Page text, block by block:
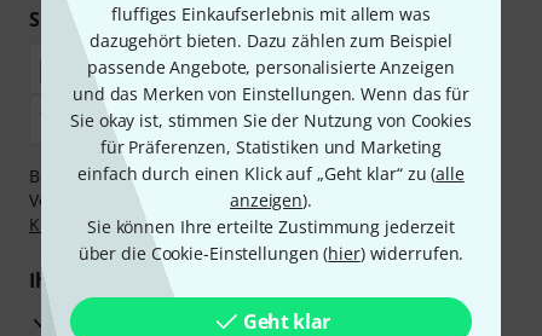
fluffiges Einkaufserlebnis mit allem was
dazugehört bieten. Dazu zählen zum Beispiel
passende Angebote, personalisierte Anzeigen
und das Merken von Einstellungen. Wenn das für
Sie okay ist, stimmen Sie der Nutzung von Cookies
für Präferenzen, Statistiken und Marketing
einfach durch einen Klick auf „Geht klar“ zu (alle
anzeigen).
Sie können Ihre erteilte Zustimmung jederzeit
über die Cookie-Einstellungen (hier) widerrufen.
Geht klar
Sicher einkaufen & bezahlen
Bezahlen Sie vertraulich und sicher per Nachnahme,
Vorkasse, PayPal, Amazon Pay,Klarna Sofort bezahlen
Klarna Ratenzahlungoder Kreditkarte.
Ihre Vorteile
3 Jahre Thomann Garantie